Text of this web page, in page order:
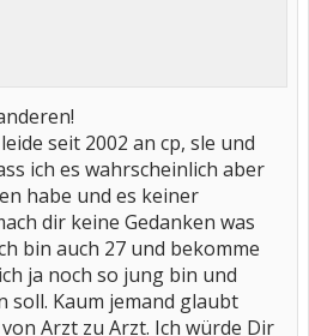
seit 2002 an cp, sle und
ich es wahrscheinlich aber
habe und es keiner
dir keine Gedanken was
bin auch 27 und bekomme
ja noch so jung bin und
soll. Kaum jemand glaubt
Arzt zu Arzt. Ich würde Dir